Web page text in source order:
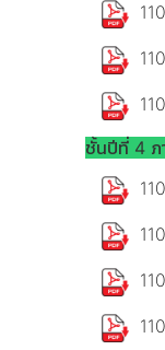
ชั้นปีที่ 4 ภ